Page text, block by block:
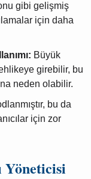
gibi gelişmiş
için daha
Büyük
girebilir, bu
neden olabilir.
bu da
için zor
Yöneticisi